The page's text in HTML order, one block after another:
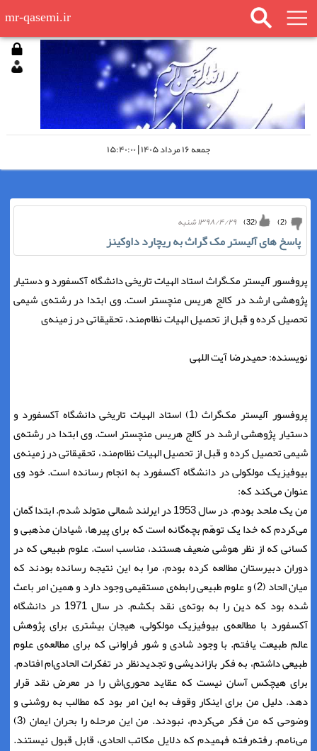
mr-qasemi.ir
جمعه ۱۶ مرداد ۱۴۰۵ | ۱۵:۴۰:۰۰
۱۳۹۸/۴/۲۹ شنبه (
32
) (
2
)
پاسخ های آلیستر مک گراث به ریچارد داوکینز
پروفسور آلیستر مک‌گراث استاد الهیات تاریخی دانشگاه آکسفورد و دستیار
پژوهشی ارشد در کالج هریس منچستر است. وی ابتدا در رشته‌ی شیمی
تحصیل کرده و قبل از تحصیل الهیات نظام‌مند، تحقیقاتی در زمینه‌ی
نویسنده: حمیدرضا آیت اللهی
پروفسور آلیستر مک‌گراث (1) استاد الهیات تاریخی دانشگاه آکسفورد و
دستیار پژوهشی ارشد در کالج هریس منچستر است. وی ابتدا در رشته‌ی
شیمی تحصیل کرده و قبل از تحصیل الهیات نظام‌مند، تحقیقاتی در زمینه‌ی
بیوفیزیک مولکولی در دانشگاه آکسفورد به انجام رسانده است. خود وی
عنوان می‌کند که:
من یک ملحد بودم. در سال 1953 در ایرلند شمالی متولد شدم. ابتدا گمان
می‌کردم که خدا یک توهّم بچه‌گانه است که برای پیرها، شیادان مذهبی و
کسانی که از نظر هوشی ضعیف هستند، مناسب است. علوم طبیعی که در
دوران دبیرستان مطالعه کرده بودم، مرا به این نتیجه رسانده بودند که
میان الحاد (2) و علوم طبیعی رابطه‌ی مستقیمی وجود دارد و همین امر باعث
شده بود که دین را به بوته‌ی نقد بکشم. در سال 1971 در دانشگاه
آکسفورد با مطالعه‌ی بیوفیزیک مولکولی، هیجان بیشتری برای پژوهش
عالم طبیعت یافتم. با وجود شادی و شور فراوانی که برای مطالعه‌ی علوم
طبیعی داشتم، به فکر باز‌اندیشی و تجدیدنظر در تفکرات الحادی‌ام افتادم.
برای هیچکس آسان نیست که عقاید محوری‌اش را در معرض نقد قرار
دهد. دلیل من برای اینکار وقوف به این امر بود که مطالب به روشنی و
وضوحی که من فکر می‌کردم، نبودند. من این مرحله را بحران ایمان (3)
می‌نامم. رفته‌رفته فهمیدم که دلایل مکاتب الحادی، قابل قبول نیستند.